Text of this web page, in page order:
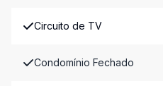
Circuito de TV
Condomínio Fechado